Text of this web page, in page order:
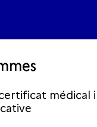
médical